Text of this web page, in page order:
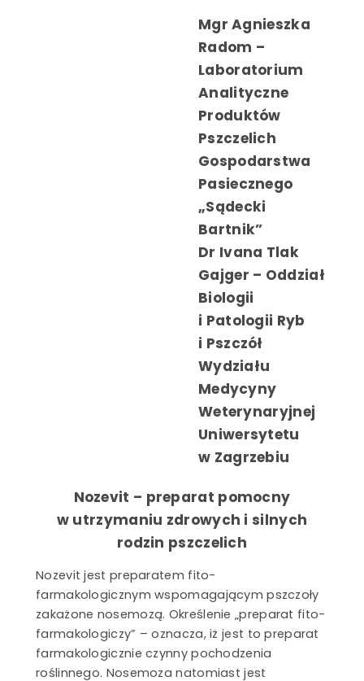
Mgr Agnieszka
Radom –
Laboratorium
Analityczne
Produktów
Pszczelich
Gospodarstwa
Pasiecznego
„Sądecki
Bartnik”
Dr Ivana Tlak
Gajger – Oddział
Biologii
i Patologii Ryb
i Pszczół
Wydziału
Medycyny
Weterynaryjnej
Uniwersytetu
w Zagrzebiu
Nozevit – preparat pomocny
w utrzymaniu zdrowych i silnych
rodzin pszczelich
Nozevit jest preparatem fito-
farmakologicznym wspomagającym pszczoły
zakażone nosemozą. Określenie „preparat fito-
farmakologiczy” – oznacza, iż jest to preparat
farmakologicznie czynny pochodzenia
roślinnego. Nosemoza natomiast jest